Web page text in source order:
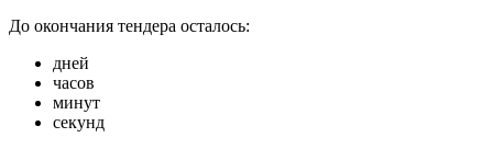
До окончания тендера осталось:
дней
часов
минут
секунд